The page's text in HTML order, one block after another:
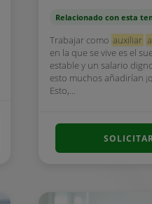
Relacionado con esta
Trabajar como auxiliar
en la que se vive es el
estable y un salario
esto muchos añadirían
Esto,...